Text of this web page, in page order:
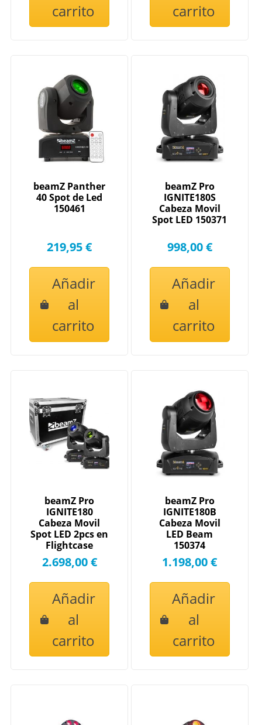
carrito
carrito
beamZ Panther
40 Spot de Led
150461
219,95 €
Añadir
al
carrito
beamZ Pro
IGNITE180S
Cabeza Movil
Spot LED 150371
998,00 €
Añadir
al
carrito
beamZ Pro
IGNITE180
Cabeza Movil
Spot LED 2pcs en
Flightcase
150370
2.698,00 €
Añadir
al
carrito
beamZ Pro
IGNITE180B
Cabeza Movil
LED Beam
150374
1.198,00 €
Añadir
al
carrito